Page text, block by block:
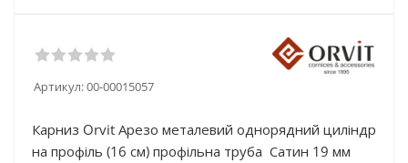
Артикул:00-00015057
Карниз Orvit Арезо металевий однорядний циліндр
на профіль (16 см) профільна труба Сатин 19 мм